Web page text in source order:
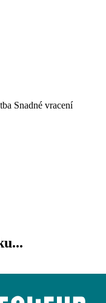
Snadné vracení